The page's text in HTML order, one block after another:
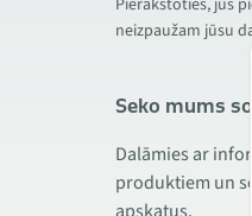
Pierakstoties, jūs
neizpaužam jūsu
Seko mums
Dalāmies ar
produktiem un